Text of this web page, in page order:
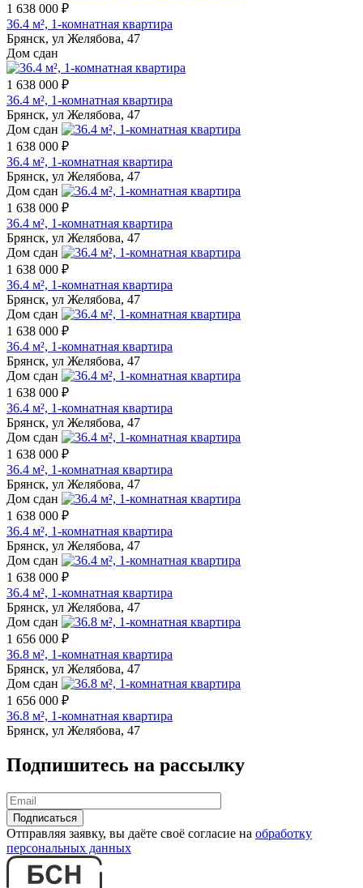
1 638 000 ₽
36.4 м², 1-комнатная квартира
Брянск, ул Желябова, 47
Дом сдан
1 638 000 ₽
36.4 м², 1-комнатная квартира
Брянск, ул Желябова, 47
Дом сдан
1 638 000 ₽
36.4 м², 1-комнатная квартира
Брянск, ул Желябова, 47
Дом сдан
1 638 000 ₽
36.4 м², 1-комнатная квартира
Брянск, ул Желябова, 47
Дом сдан
1 638 000 ₽
36.4 м², 1-комнатная квартира
Брянск, ул Желябова, 47
Дом сдан
1 638 000 ₽
36.4 м², 1-комнатная квартира
Брянск, ул Желябова, 47
Дом сдан
1 638 000 ₽
36.4 м², 1-комнатная квартира
Брянск, ул Желябова, 47
Дом сдан
1 638 000 ₽
36.4 м², 1-комнатная квартира
Брянск, ул Желябова, 47
Дом сдан
1 638 000 ₽
36.4 м², 1-комнатная квартира
Брянск, ул Желябова, 47
Дом сдан
1 638 000 ₽
36.4 м², 1-комнатная квартира
Брянск, ул Желябова, 47
Дом сдан
1 656 000 ₽
36.8 м², 1-комнатная квартира
Брянск, ул Желябова, 47
Дом сдан
1 656 000 ₽
36.8 м², 1-комнатная квартира
Брянск, ул Желябова, 47
Подпишитесь на рассылку
Отправляя заявку, вы даёте своё согласие на обработку
персональных данных